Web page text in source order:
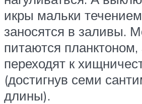
икры мальки
заносятся в заливы.
питаются планктоном,
переходят к
(достигнув семи
длины).